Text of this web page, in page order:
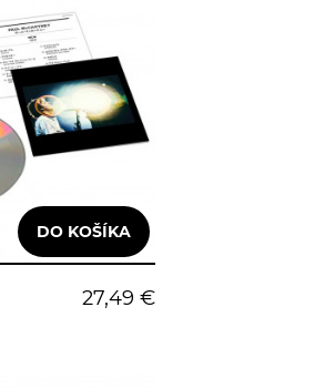
27,49 €